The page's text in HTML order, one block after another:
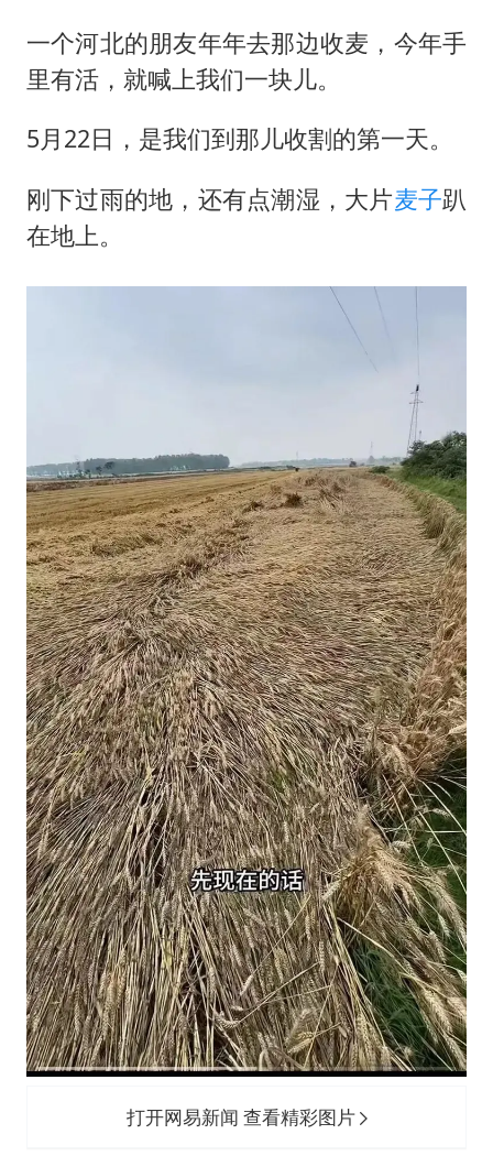
一个河北的朋友年年去那边收麦，今年手
里有活，就喊上我们一块儿。
5月22日，是我们到那儿收割的第一天。
刚下过雨的地，还有点潮湿，大片麦子趴
在地上。
打开网易新闻 查看精彩图片